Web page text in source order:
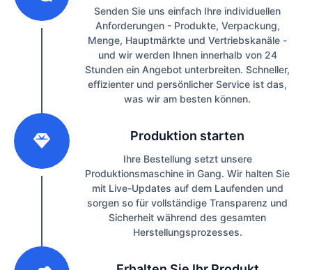
Senden Sie uns einfach Ihre individuellen
Anforderungen - Produkte, Verpackung,
Menge, Hauptmärkte und Vertriebskanäle -
und wir werden Ihnen innerhalb von 24
Stunden ein Angebot unterbreiten. Schneller,
effizienter und persönlicher Service ist das,
was wir am besten können.
Produktion starten
Ihre Bestellung setzt unsere
Produktionsmaschine in Gang. Wir halten Sie
mit Live-Updates auf dem Laufenden und
sorgen so für vollständige Transparenz und
Sicherheit während des gesamten
Herstellungsprozesses.